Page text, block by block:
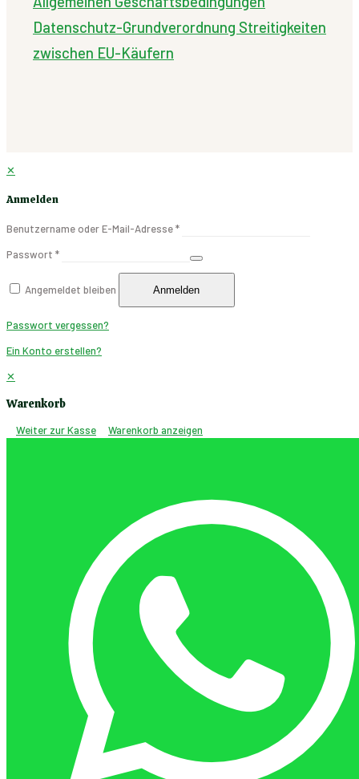
Datenschutz-Grundverordnung Streitigkeiten
zwischen EU-Käufern
✕
Anmelden
Benutzername oder E-Mail-Adresse*
Passwort *
Angemeldet bleiben Anmelden
Passwort vergessen?
Ein Konto erstellen?
✕
Warenkorb
Weiter zur Kasse Warenkorb anzeigen